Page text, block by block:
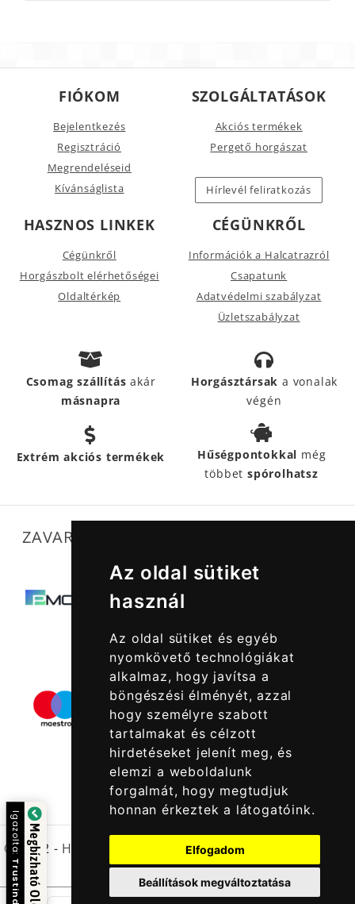
Az oldal sütiket
használ
Az oldal sütiket és egyéb
nyomkövető technológiákat
alkalmaz, hogy javítsa a
böngészési élményét, azzal
hogy személyre szabott
tartalmakat és célzott
hirdetéseket jelenít meg, és
elemzi a weboldalunk
forgalmát, hogy megtudjuk
honnan érkeztek a látogatóink.
Elfogadom
Beállítások megváltoztatása
FIÓKOM
Bejelentkezés
Regisztráció
Megrendeléseid
Kívánságlista
SZOLGÁLTATÁSOK
Akciós termékek
Pergető horgászat
Hírlevél feliratkozás
HASZNOS LINKEK
Cégünkről
Horgászbolt elérhetőségei
Oldaltérkép
CÉGÜNKRŐL
Információk a Halcatrazról
Csapatunk
Adatvédelmi szabályzat
Üzletszabályzat
Csomag szállításakár
másnapra
Horgásztársak a vonalak
végén
Extrém akciós termékek Hűségpontokkal még
többetspórolhatsz
ZAVARTALAN MŰKÖDÉSÜNKET SEGÍTIK
© 2022 - Halcatraz Kft.
Megbízható Oldal
Igazolta:
Trustindex